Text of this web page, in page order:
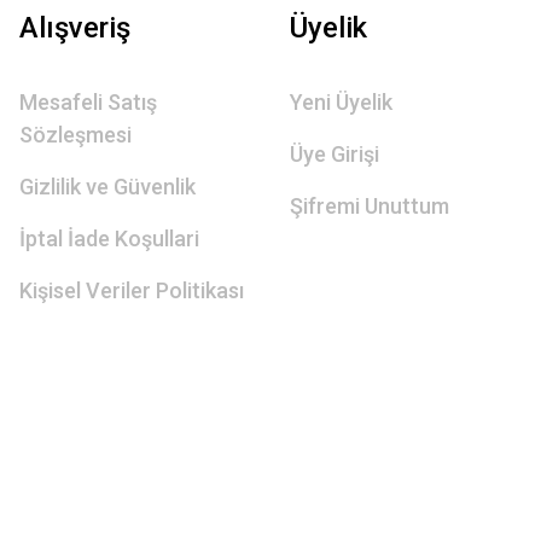
Alışveriş
Mesafeli Satış
Sözleşmesi
Gizlilik ve Güvenlik
İptal İade Koşullari
Kişisel Veriler Politikası
Üyelik
Yeni Üyelik
Üye Girişi
Şifremi Unuttum